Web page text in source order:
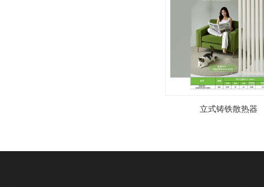
立式铸铁散热器